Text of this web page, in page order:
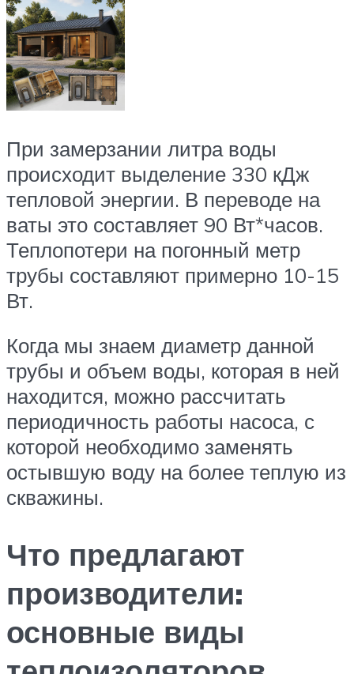
При замерзании литра воды
происходит выделение 330 кДж
тепловой энергии. В переводе на
ваты это составляет 90 Вт*часов.
Теплопотери на погонный метр
трубы составляют примерно 10-15
Вт.
Когда мы знаем диаметр данной
трубы и объем воды, которая в ней
находится, можно рассчитать
периодичность работы насоса, с
которой необходимо заменять
остывшую воду на более теплую из
скважины.
Что предлагают
производители:
основные виды